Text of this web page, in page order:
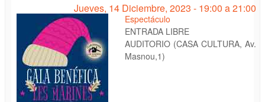
Jueves, 14 Diciembre, 2023 - 19:00 a21:00
Espectáculo
ENTRADA LIBRE
AUDITORIO (CASA CULTURA, Av.
Masnou,1)